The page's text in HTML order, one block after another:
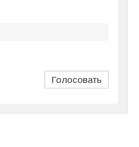
Голосовать